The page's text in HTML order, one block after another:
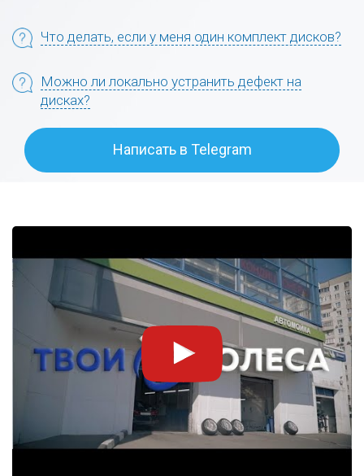
Что делать, если у меня один комплект дисков?
Можно ли локально устранить дефект на
дисках?
Написать в Telegram